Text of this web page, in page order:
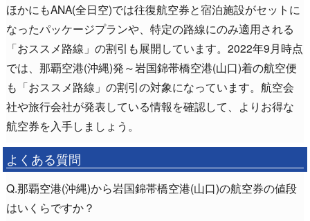
ほかにもANA(全日空)では往復航空券と宿泊施設がセットに
なったパッケージプランや、特定の路線にのみ適用される
「おススメ路線」の割引も展開しています。2022年9月時点
では、那覇空港(沖縄)発～岩国錦帯橋空港(山口)着の航空便
も「おススメ路線」の割引の対象になっています。航空会
社や旅行会社が発表している情報を確認して、よりお得な
航空券を入手しましょう。
よくある質問
Q.那覇空港(沖縄)から岩国錦帯橋空港(山口)の航空券の値段
はいくらですか？